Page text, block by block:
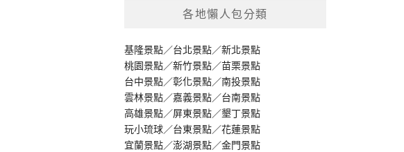
各地懶人包分類
基隆景點／台北景點／新北景點
桃園景點／新竹景點／苗栗景點
台中景點／彰化景點／南投景點
雲林景點／嘉義景點／台南景點
高雄景點／屏東景點／墾丁景點
玩小琉球／台東景點／花蓮景點
宜蘭景點／澎湖景點／金門景點